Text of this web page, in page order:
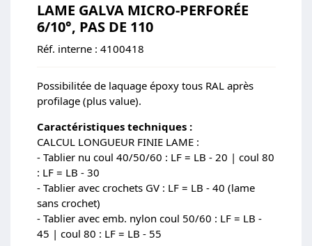
LAME GALVA MICRO-PERFORÉE
6/10°, PAS DE 110
Réf. interne : 4100418
Possibilitée de laquage époxy tous RAL après
profilage (plus value).
Caractéristiques techniques :
CALCUL LONGUEUR FINIE LAME :
- Tablier nu coul 40/50/60 : LF = LB - 20 | coul 80
: LF = LB - 30
- Tablier avec crochets GV : LF = LB - 40 (lame
sans crochet)
- Tablier avec emb. nylon coul 50/60 : LF = LB -
45 | coul 80 : LF = LB - 55